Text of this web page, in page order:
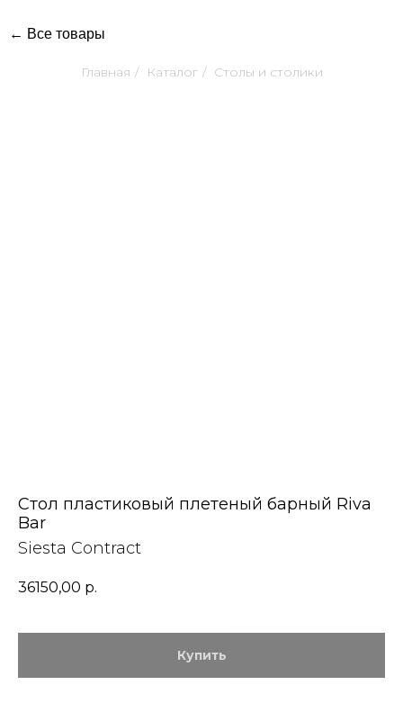
← Все товары
Главная / Каталог / Столы и столики
Стол пластиковый плетеный барный Riva
Bar
Siesta Contract
36150,00 р.
Купить